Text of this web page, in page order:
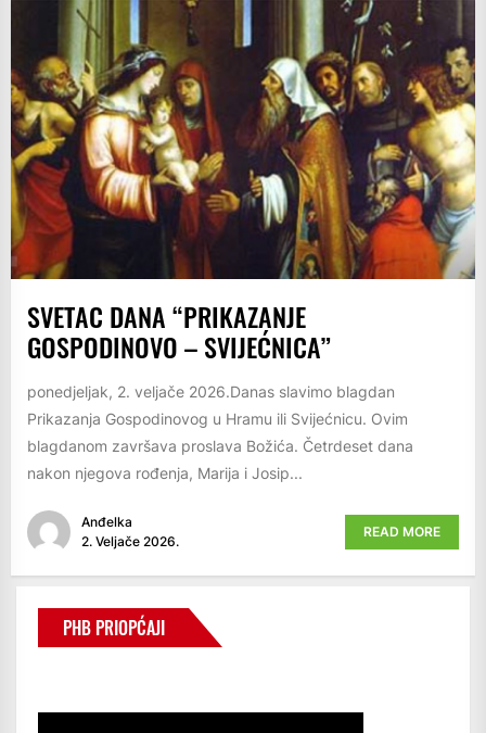
SVETAC DANA “PRIKAZANJE
GOSPODINOVO – SVIJEĆNICA”
ponedjeljak, 2. veljače 2026.Danas slavimo blagdan
Prikazanja Gospodinovog u Hramu ili Svijećnicu. Ovim
blagdanom završava proslava Božića. Četrdeset dana
nakon njegova rođenja, Marija i Josip...
Anđelka
2. Veljače 2026.
READ MORE
PHB PRIOPĆAJI